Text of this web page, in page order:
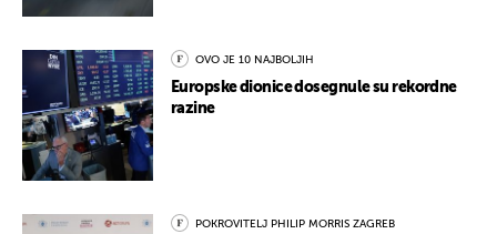
OVO JE 10 NAJBOLJIH
Europske dionice dosegnule su rekordne
razine
POKROVITELJ PHILIP MORRIS ZAGREB